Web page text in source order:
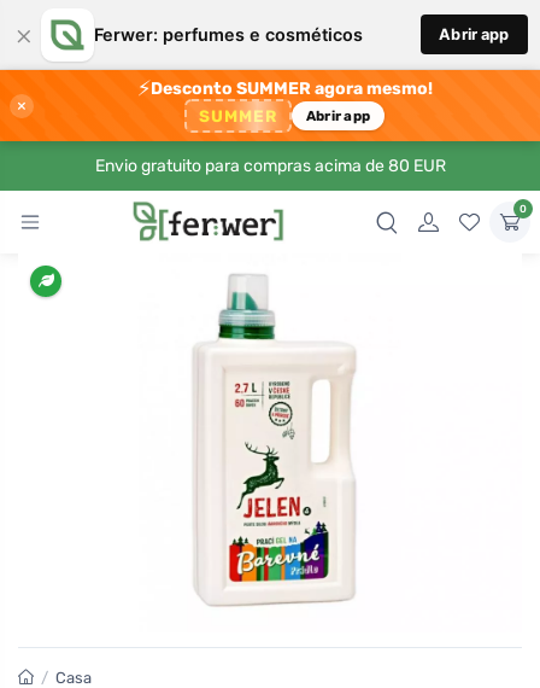
× Ferwer: perfumes e cosméticos Abrir app
×
⚡Desconto SUMMER agora mesmo!
SUMMER Abrir app
Envio gratuito para compras acima de 80 EUR
0
/ Casa